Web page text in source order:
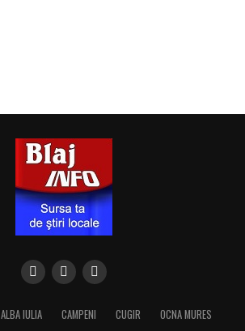
ALBA IULIA CAMPENI CUGIR
OCNA MURES